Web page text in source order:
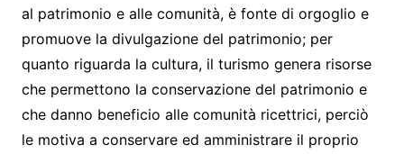
al patrimonio e alle comunità, è fonte di orgoglio e
promuove la divulgazione del patrimonio; per
quanto riguarda la cultura, il turismo genera risorse
che permettono la conservazione del patrimonio e
che danno beneficio alle comunità ricettrici, perciò
le motiva a conservare ed amministrare il proprio